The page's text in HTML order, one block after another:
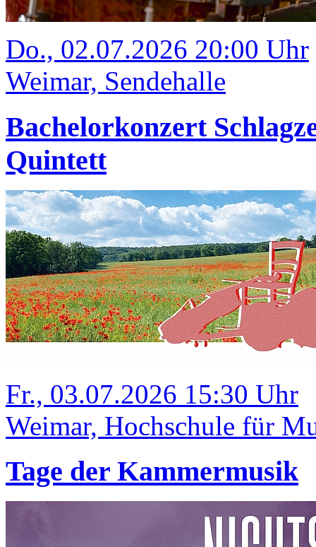
Do., 02.07.2026 20:00 Uhr
Weimar, Sendehalle
Bachelorkonzert
Quintett
Fr., 03.07.2026 15:30 Uhr
Weimar, Hochschule für
Tage der Kammermusik